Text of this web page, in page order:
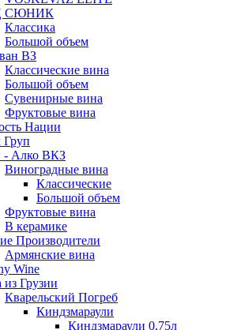
СЮНИК
Классика
Большой объем
ВЗ
Классические вина
Большой объем
Сувенирные вина
Фруктовые вина
Нации
Груп
- Алко ВКЗ
Виноградные вина
Классические
Большой объем
Фруктовые вина
В керамике
Производители
Армянские вина
Wine
Грузии
Кварельский Погреб
Киндзмараули
Киндзмараули 0,75л